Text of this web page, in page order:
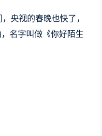
央视的春晚也快了，
名字叫做《你好陌生